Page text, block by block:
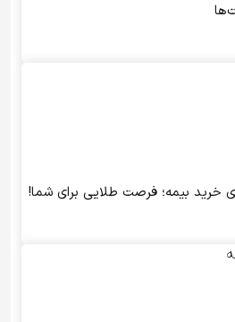
خرید بیمه؛ فرصت طلایی برای شما!